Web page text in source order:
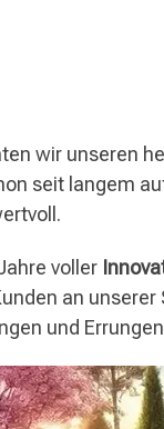
wir unseren
seit langem
voller
an
und